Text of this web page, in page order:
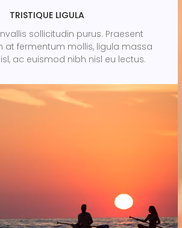
TRISTIQUE LIGULA
sollicitudin purus. Praesent
at fermentum mollis, ligula massa
ac euismod nibh nisl eu lectus.